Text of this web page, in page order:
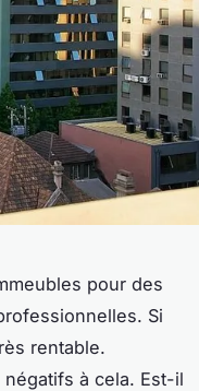
pour des
Si
rentable.
à cela. Est-il